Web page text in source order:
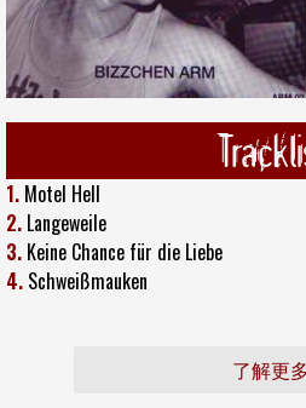
1. Motel Hell
2. Langeweile
3. Keine Chance für die Liebe
4. Schweißmauken
了解更